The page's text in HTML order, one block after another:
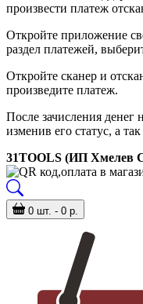
произвести платеж
Откройте приложение
раздел платежей,
Откройте сканер и
произведите платеж.
После зачисления денег
изменив его статус, а
31TOOLS (ИП Хмелев
0 шт. - 0 р.